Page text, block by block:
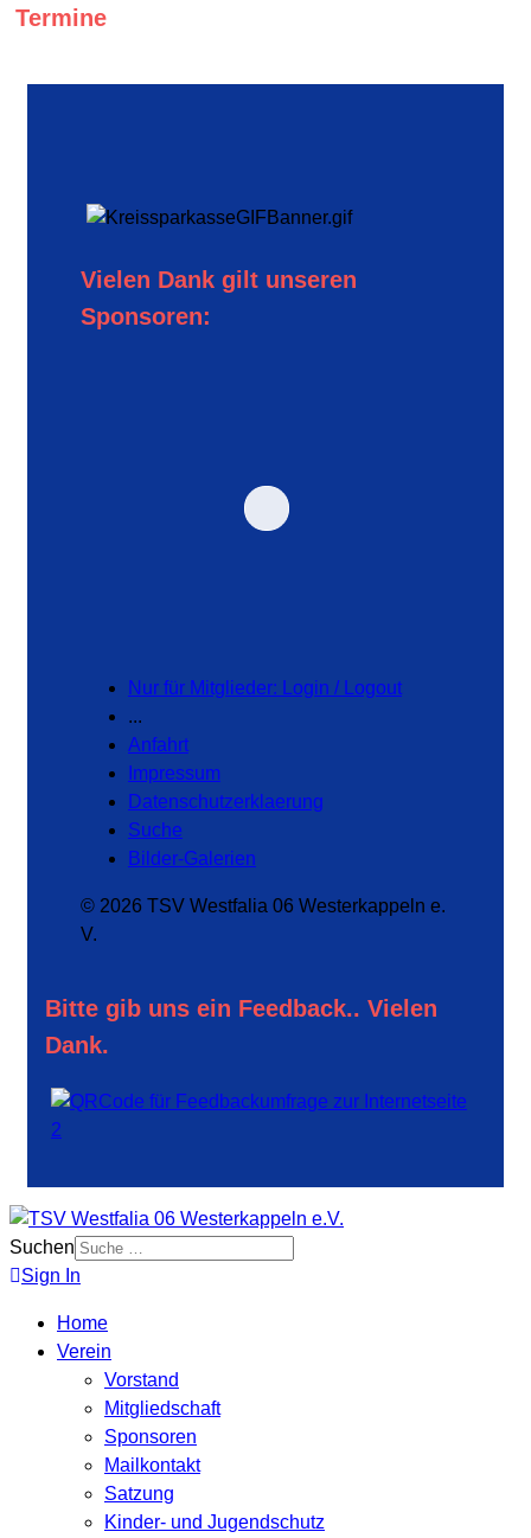
Termine
Vielen Dank gilt unseren
Sponsoren:
Nur für Mitglieder: Login / Logout
...
Anfahrt
Impressum
Datenschutzerklaerung
Suche
Bilder-Galerien
© 2026 TSV Westfalia 06 Westerkappeln e.
V.
Bitte gib uns ein Feedback.. Vielen
Dank.
Suchen
Sign In
Home
Verein
Vorstand
Mitgliedschaft
Sponsoren
Mailkontakt
Satzung
Kinder- und Jugendschutz